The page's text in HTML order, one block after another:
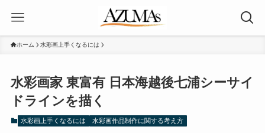
ホーム 水彩画上手くなるには
水彩画家 東富有 日本海越後七浦シーサイ
ドラインを描く
水彩画上手くなるには 水彩画作品制作に関する考え方